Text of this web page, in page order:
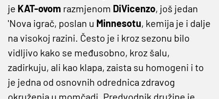
je KAT-ovom razmjenom DiVicenzo, još jedan
'Nova igrač, poslan u Minnesotu, kemija je i dalje
na visokoj razini. Često je i kroz sezonu bilo
vidljivo kako se međusobno, kroz šalu,
zadirkuju, ali kao klapa, zaista su homogeni i to
je jedna od osnovnih odrednica zdravog
okruženja u momčadi. Predvodnik družine je